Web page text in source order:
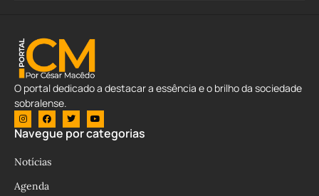
O portal dedicado a destacar a essência e o brilho da sociedade
sobralense.
Navegue por categorias
Notícias
Agenda